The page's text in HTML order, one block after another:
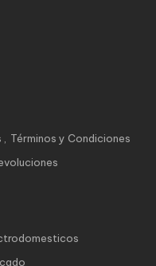
Términos y Condiciones